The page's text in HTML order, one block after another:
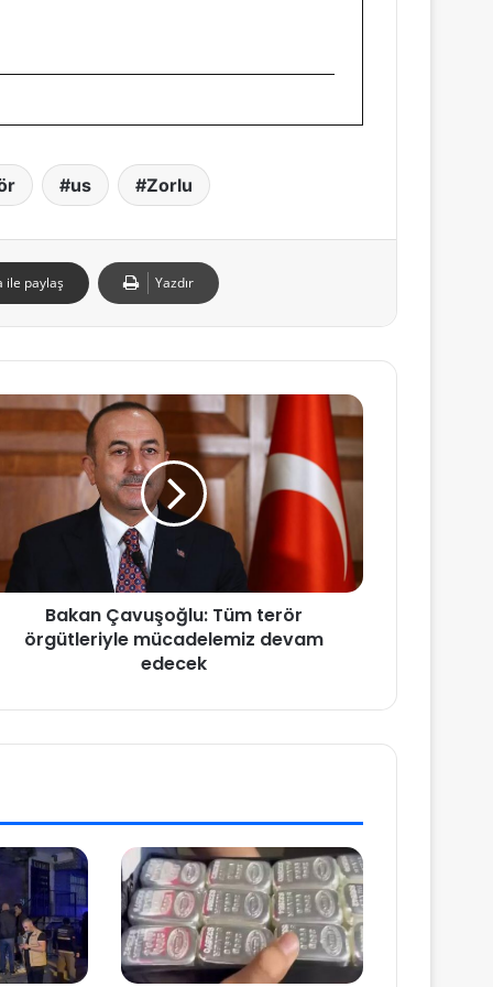
us Zorlu
ile paylaş Yazdır
Bakan Çavuşoğlu: Tüm terör
örgütleriyle mücadelemiz devam
edecek